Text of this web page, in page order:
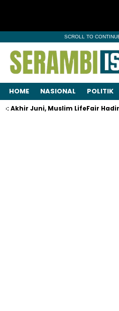
SCROLL TO
HOME NASIONAL POLITIK
Akhir Juni, Muslim LifeFair